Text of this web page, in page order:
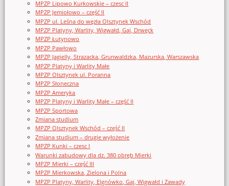
MPZP Lipowo Kurkowskie – czesc II
MPZP Jemiołowo – część II
MPZP ul. Leśna do węzła Olsztynek Wschód
MPZP Platyny, Warlity, Wigwałd, Gaj, Drwęck
MPZP Łutynowo
MPZP Pawłowo
MPZP Jagielly, Strazacka, Grunwaldzka, Mazurska, Warszawska
MPZP Platyny i Warlity Małe
MPZP Olsztynek ul. Poranna
MPZP Słoneczna
MPZP Ameryka
MPZP Platyny i Warlity Małe – część II
MPZP Sportowa
Zmiana studium
MPZP Olsztynek Wschód – część II
Zmiana studium – drugie wyłożenie
MPZP Kunki – czesc I
Warunki zabudowy dla dz. 380 obręb Mierki
MPZP Mierki – część III
MPZP Mierkowska, Zielona i Polna
MPZP Platyny, Warlity, Elgnówko, Gaj, Wigwałd i Zawady